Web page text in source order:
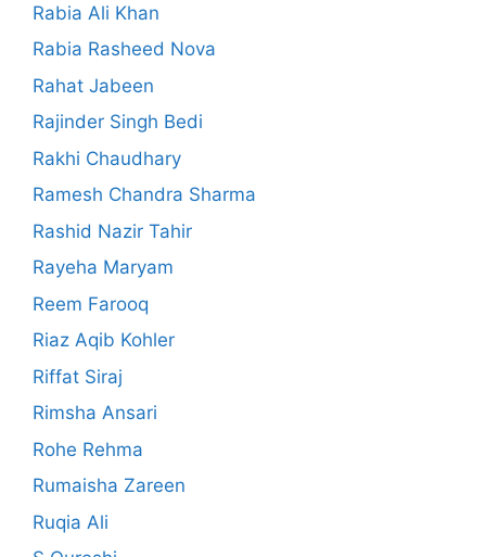
Rabia Ali Khan
Rabia Rasheed Nova
Rahat Jabeen
Rajinder Singh Bedi
Rakhi Chaudhary
Ramesh Chandra Sharma
Rashid Nazir Tahir
Rayeha Maryam
Reem Farooq
Riaz Aqib Kohler
Riffat Siraj
Rimsha Ansari
Rohe Rehma
Rumaisha Zareen
Ruqia Ali